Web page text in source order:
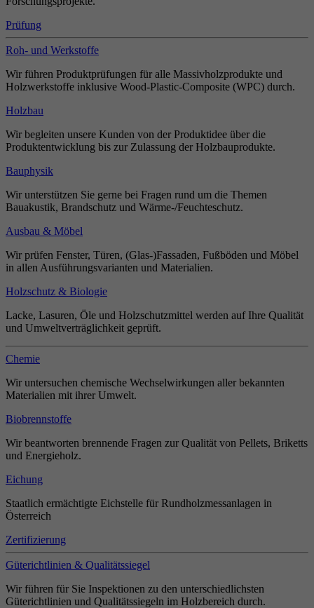
Prüfung
Roh- und Werkstoffe
Wir führen Produktprüfungen für alle Massivholzprodukte und
Holzwerkstoffe inklusive Wood-Plastic-Composite (WPC) durch.
Holzbau
Wir begleiten unsere Kunden von der Produktidee über die
Produktentwicklung bis zur Zulassung der Holzbauprodukte.
Bauphysik
Wir unterstützen Sie gerne bei Fragen rund um die Themen
Bauakustik, Brandschutz und Wärme-/Feuchteschutz.
Ausbau & Möbel
Wir prüfen Fenster, Türen, (Glas-)Fassaden, Fußböden und Möbel
in allen Ausführungsvarianten und Materialien.
Holzschutz & Biologie
Lacke, Lasuren, Öle und Holzschutzmittel werden auf Ihre Qualität
und Umweltverträglichkeit geprüft.
Chemie
Wir untersuchen chemische Wechselwirkungen aller bekannten
Materialien mit ihrer Umwelt.
Biobrennstoffe
Wir beantworten brennende Fragen zur Qualität von Pellets, Briketts
und Energieholz.
Eichung
Staatlich ermächtigte Eichstelle für Rundholzmessanlagen in
Österreich
Zertifizierung
Güterichtlinien & Qualitätssiegel
Wir führen für Sie Inspektionen zu den unterschiedlichsten
Güterichtlinien und Qualitätssiegeln im Holzbereich durch.